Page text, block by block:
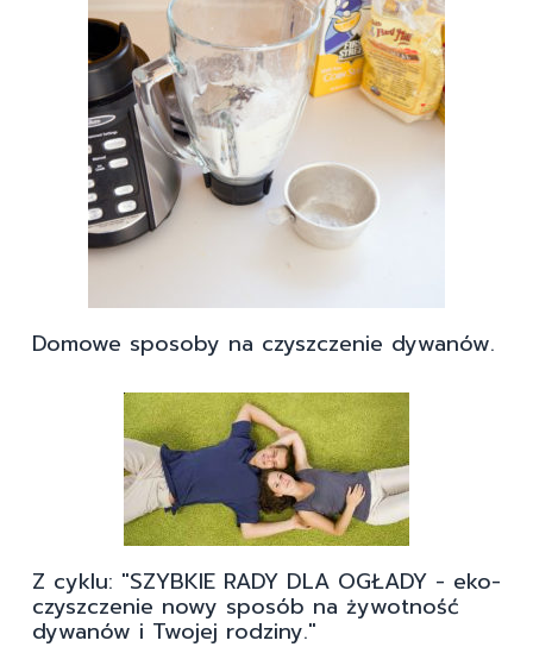
Domowe sposoby na czyszczenie dywanów.
Z cyklu: "SZYBKIE RADY DLA OGŁADY - eko-
czyszczenie nowy sposób na żywotność
dywanów i Twojej rodziny."